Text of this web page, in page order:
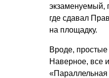
экзаменуемый,
где сдавал
на площадку.
Вроде,
Наверное, все
«Параллельная